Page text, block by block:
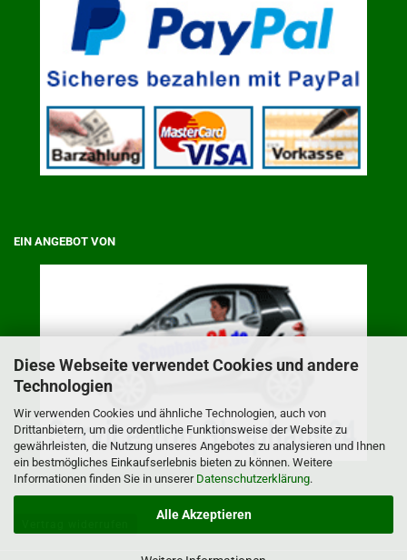
Diese Webseite verwendet Cookies und andere
Technologien
Wir verwenden Cookies und ähnliche Technologien, auch von
Drittanbietern, um die ordentliche Funktionsweise der Website zu
gewährleisten, die Nutzung unseres Angebotes zu analysieren und Ihnen
ein bestmögliches Einkaufserlebnis bieten zu können. Weitere
Informationen finden Sie in unserer Datenschutzerklärung.
Alle Akzeptieren
EIN ANGEBOT VON